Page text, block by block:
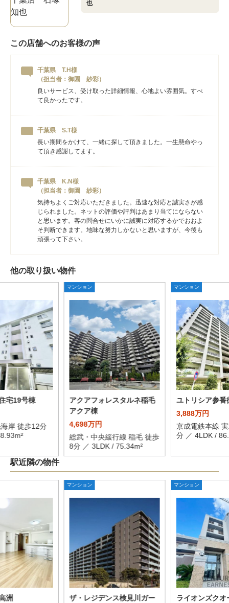
也
この店舗へのお客様の声
千葉県 T.H様
（担当者：御園 紗彩）
良いサービス、受け取った詳細情報、心地よい雰囲気。すべ
て良かったです。
千葉県 S.T様
長い期間をかけて、一緒に探して頂きました。一生懸命やっ
て頂き感謝してます。
千葉県 K.N様
（担当者：御園 紗彩）
気持ちよくご対応いただきました。迅速な対応と誠実さが感
じられました。ネットの評価や評判はあまり当てにならない
と思います。客の問合せにいかに誠実に対応するかでおおよ
そ判断できます。地味な努力しかないと思いますが、今後も
頑張って下さい。
他の取り扱い物件
宅19号棟
岸 徒歩12分
マンション
アクアフォレスタルネ稲毛
アクア棟
4,698万円
総武・中央緩行線 稲毛 徒歩
8分 ／ 3LDK / 75.34m²
マンション
ユトリシア参番
3,888万円
京成電鉄本線
分 ／ 4LDK /
駅近隣の物件
洲
マンション
ザ・レジデンス検見川ガー
マンション
ライオンズクオ